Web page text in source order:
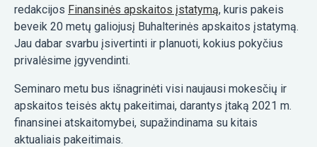
redakcijos Finansinės apskaitos įstatymą, kuris pakeis
beveik 20 metų galiojusį Buhalterinės apskaitos įstatymą.
Jau dabar svarbu įsivertinti ir planuoti, kokius pokyčius
privalėsime įgyvendinti.
Seminaro metu bus išnagrinėti visi naujausi mokesčių ir
apskaitos teisės aktų pakeitimai, darantys įtaką 2021 m.
finansinei atskaitomybei, supažindinama su kitais
aktualiais pakeitimais.